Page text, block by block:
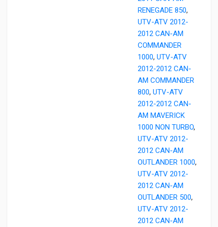
RENEGADE 850,
UTV-ATV 2012-
2012 CAN-AM
COMMANDER
1000, UTV-ATV
2012-2012 CAN-
AM COMMANDER
800, UTV-ATV
2012-2012 CAN-
AM MAVERICK
1000 NON TURBO,
UTV-ATV 2012-
2012 CAN-AM
OUTLANDER 1000,
UTV-ATV 2012-
2012 CAN-AM
OUTLANDER 500,
UTV-ATV 2012-
2012 CAN-AM